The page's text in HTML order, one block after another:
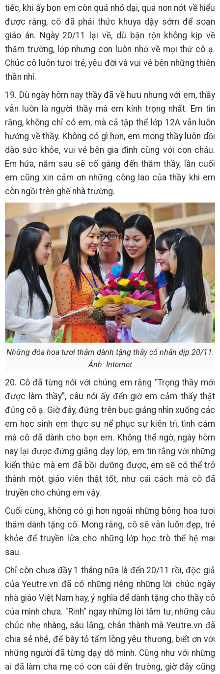
tiếc, khi ấy bọn em còn quá nhỏ dại, quá non nớt về hiểu
được rằng, cô đã phải thức khuya dậy sớm để soạn
giáo án. Ngày 20/11 lại về, dù bận rộn không kịp về
thăm trường, lớp nhưng con luôn nhớ về mọi thứ cô ạ.
Chúc cô luôn tươi trẻ, yêu đời và vui vẻ bên những thiên
thần nhí.
19. Dù ngày hôm nay thầy đã về hưu nhưng với em, thầy
vẫn luôn là người thầy mà em kính trọng nhất. Em tin
rằng, không chỉ có em, mà cả tập thể lớp 12A vẫn luôn
hướng về thầy. Không có gì hơn, em mong thầy luôn dồi
dào sức khỏe, vui vẻ bên gia đình cùng với con cháu.
Em hứa, năm sau sẽ cố gắng đến thăm thầy, lần cuối
em cũng xin cảm ơn những công lao của thầy khi em
còn ngồi trên ghế nhà trường.
Những đóa hoa tươi thắm dành tặng thầy cô nhân dịp 20/11.
Ảnh: Internet
20. Cô đã từng nói với chúng em rằng “Trọng thầy mới
được làm thầy”, câu nói ấy đến giờ em cảm thấy thật
đúng cô ạ. Giờ đây, đứng trên bục giảng nhìn xuống các
em học sinh em thực sự nể phục sự kiên trì, tình cảm
mà cô đã dành cho bọn em. Không thể ngờ, ngày hôm
nay lại được đứng giảng dạy lớp, em tin rằng với những
kiến thức mà em đã bồi dưỡng được, em sẽ có thể trở
thành một giáo viên thật tốt, như cái cách mà cô đã
truyền cho chúng em vậy.
Cuối cùng, không có gì hơn ngoài những bông hoa tươi
thắm dành tặng cô. Mong rằng, cô sẽ vẫn luôn đẹp, trẻ
khỏe để truyền lửa cho những lớp học trò thế hệ mai
sau.
Chỉ còn chưa đầy 1 tháng nữa là đến 20/11 rồi, độc giả
của Yeutre.vn đã có những riêng những lời chúc ngày
nhà giáo Việt Nam hay, ý nghĩa để dành tặng cho thầy cô
của mình chưa. "Rinh" ngay những lời tâm tư, những câu
chúc nhẹ nhàng, sâu lắng, chân thành mà Yeutre.vn đã
chia sẻ nhé, để bày tỏ tấm lòng yêu thương, biết ơn với
những người đã từng dạy dỗ mình. Cũng như với những
ai đã làm cha mẹ có con cái đến trường, giờ đây cũng